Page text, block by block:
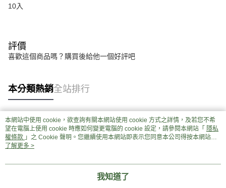
10入
評價
喜歡這個商品嗎？購買後給他一個好評吧
本分類熱銷全站排行
熱門標籤
本網站中使用 cookie，欲查詢有關本網站使用 cookie 方式之詳情，及若您不希
望在電腦上使用 cookie 時應如何變更電腦的 cookie 設定，請參閱本網站「 隱私
權條款 」之 Cookie 聲明。您繼續使用本網站即表示您同意本公司得按本網站使
用條款之 Cookie 聲明使用 cookie。
了解更多 >
我知道了